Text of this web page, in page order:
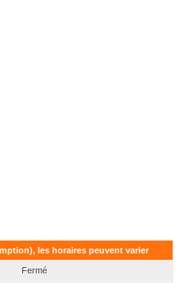
les horaires peuvent varier
Fermé